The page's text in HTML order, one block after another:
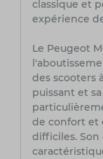
classique et
expérience
Le Peugeot
des scooters
puissant et
de confort et
difficiles.